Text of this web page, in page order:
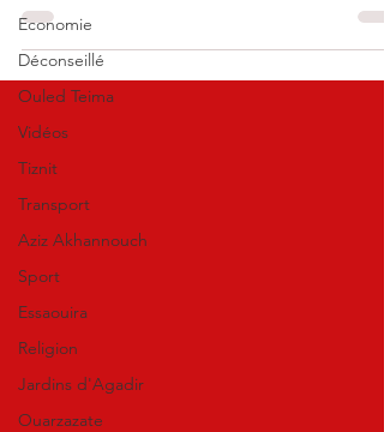
Economie
Déconseillé
Ouled Teima
Vidéos
Tiznit
Transport
Aziz Akhannouch
Sport
Essaouira
Religion
Jardins d'Agadir
Ouarzazate